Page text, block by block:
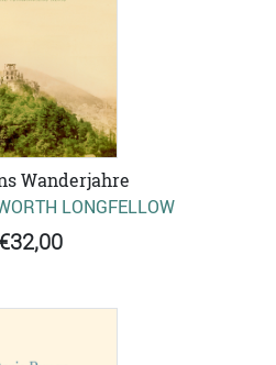
Wanderjahre
LONGFELLOW